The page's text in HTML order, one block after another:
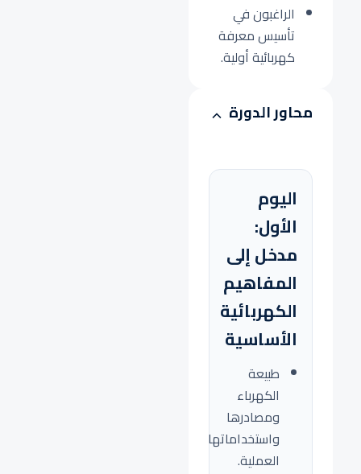
الراغبون في
تأسيس معرفة
كهربائية أولية.
محاور الدورة
اليوم
الأول:
مدخل إلى
المفاهيم
الكهربائية
الأساسية
طبيعة
الكهرباء
ومصادرها
واستخداماتها
العملية.